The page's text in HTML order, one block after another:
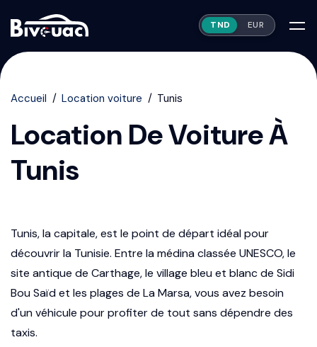
TND EUR
Accueil Location voiture Tunis
Location De Voiture À
Tunis
Tunis, la capitale, est le point de départ idéal pour
découvrir la Tunisie. Entre la médina classée UNESCO, le
site antique de Carthage, le village bleu et blanc de Sidi
Bou Saïd et les plages de La Marsa, vous avez besoin
d'un véhicule pour profiter de tout sans dépendre des
taxis.